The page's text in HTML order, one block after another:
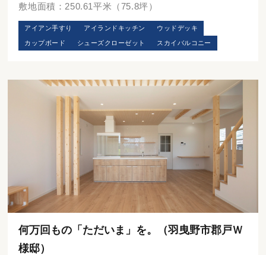
敷地面積：250.61平米（75.8坪）
アイアン手すり アイランドキッチン ウッドデッキ
カップボード シューズクローゼット スカイバルコニー
何万回もの「ただいま」を。（羽曳野市郡戸Ｗ
様邸）